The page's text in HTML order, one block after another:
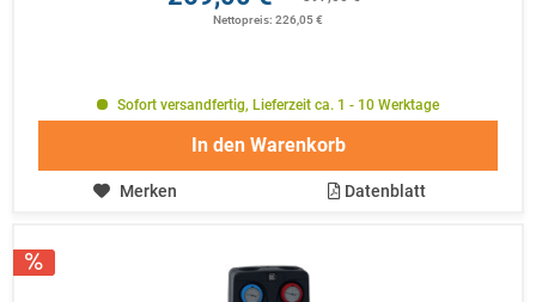
Nettopreis: 226,05 €
Sofort versandfertig, Lieferzeit ca. 1 - 10 Werktage
In den Warenkorb
Merken Datenblatt